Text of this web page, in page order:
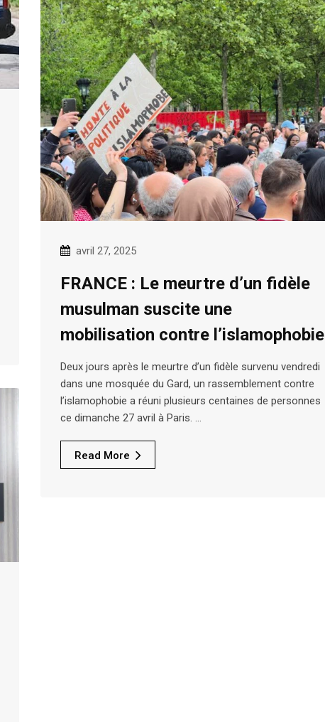
avril 27, 2025
FRANCE : Le meurtre d’un fidèle
musulman suscite une
mobilisation contre l’islamophobie
Deux jours après le meurtre d’un fidèle survenu vendredi
dans une mosquée du Gard, un rassemblement contre
l’islamophobie a réuni plusieurs centaines de personnes
ce dimanche 27 avril à Paris. …
Read More